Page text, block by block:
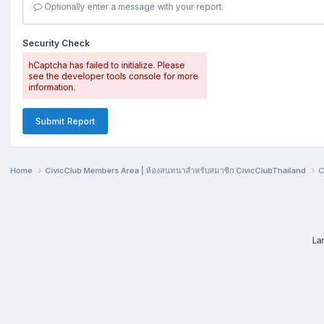
Optionally enter a message with your report.
Security Check
hCaptcha has failed to initialize. Please
see the developer tools console for more
information.
Submit Report
Home CivicClub Members Area | ห้องสนทนาสำหรับสมาชิก CivicClubThailand